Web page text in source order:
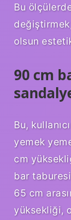
Bu
olsun
90 cm
Bu,
yemek
cm
bar
65 cm
yüksekliği,